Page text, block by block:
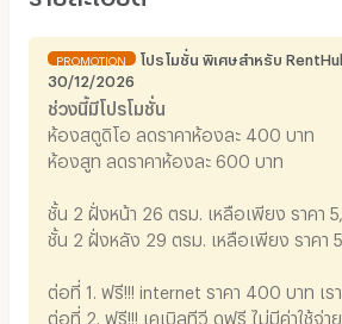
PROMOTION
โปรโมชั่น พิเศษสำหรับ
30/12/2026
ช่วงนี้มีโปรโมชั่น
ห้องสตูดิโอ ลดราคาห้องละ 400 บาท
ห้องสูท ลดราคาห้องละ 600 บาท
ชั้น 2 ฝั่งหน้า 26 ตรม. เหลือเพียง ราคา
ชั้น 2 ฝั่งหลัง 29 ตรม. เหลือเพียง ราคา
ต่อที่ 1. ฟรี!!! internet ราคา 400
ต่อที่ 2. ฟรี!!! เคเบิลทีวี ดูฟรี ไม่มีค่าใช้จ่าย